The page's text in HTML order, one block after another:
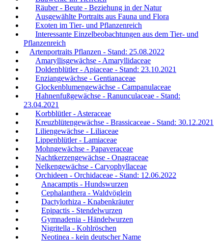
Räuber - Beute - Beziehung in der Natur
Ausgewählte Portraits aus Fauna und Flora
Exoten im Tier- und Pflanzenreich
Interessante Einzelbeobachtungen aus dem Tier- und
Pflanzenreich
Artenportraits Pflanzen - Stand: 25.08.2022
Amaryllisgewächse - Amaryllidaceae
Doldenblütler - Apiaceae - Stand: 23.10.2021
Enziangewächse - Gentianaceae
Glockenblumengewächse - Campanulaceae
Hahnenfußgewächse - Ranunculaceae - Stand:
23.04.2021
Korbblütler - Asteraceae
Kreuzblütengewächse - Brassicaceae - Stand: 30.12.2021
Liliengewächse - Liliaceae
Lippenblütler - Lamiaceae
Mohngewächse - Papaveraceae
Nachtkerzengewächse - Onagraceae
Nelkengewächse - Caryophyllaceae
Orchideen - Orchidaceae - Stand: 12.06.2022
Anacamptis - Hundswurzen
Cephalanthera - Waldvöglein
Dactylorhiza - Knabenkräuter
Epipactis - Stendelwurzen
Gymnadenia - Händelwurzen
Nigritella - Kohlröschen
Neotinea - kein deutscher Name